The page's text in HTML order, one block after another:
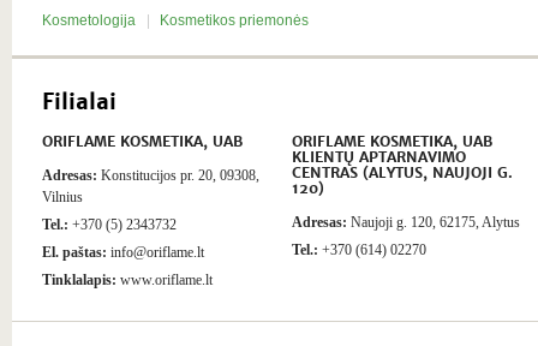
Kosmetologija Kosmetikos priemonės
Filialai
ORIFLAME KOSMETIKA, UAB
Adresas: Konstitucijos pr. 20, 09308,
Vilnius
Tel.: +370 (5) 2343732
El. paštas: info@oriflame.lt
Tinklalapis: www.oriflame.lt
ORIFLAME KOSMETIKA, UAB
KLIENTŲ APTARNAVIMO
CENTRAS (ALYTUS, NAUJOJI G.
120)
Adresas: Naujoji g. 120, 62175, Alytus
Tel.: +370 (614) 02270